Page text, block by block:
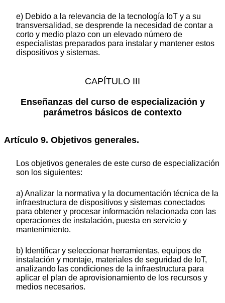
e) Debido a la relevancia de la tecnología IoT y a su
transversalidad, se desprende la necesidad de contar a
corto y medio plazo con un elevado número de
especialistas preparados para instalar y mantener estos
dispositivos y sistemas.
CAPÍTULO III
Enseñanzas del curso de especialización y
parámetros básicos de contexto
Artículo 9. Objetivos generales.
Los objetivos generales de este curso de especialización
son los siguientes:
a) Analizar la normativa y la documentación técnica de la
infraestructura de dispositivos y sistemas conectados
para obtener y procesar información relacionada con las
operaciones de instalación, puesta en servicio y
mantenimiento.
b) Identificar y seleccionar herramientas, equipos de
instalación y montaje, materiales de seguridad de IoT,
analizando las condiciones de la infraestructura para
aplicar el plan de aprovisionamiento de los recursos y
medios necesarios.